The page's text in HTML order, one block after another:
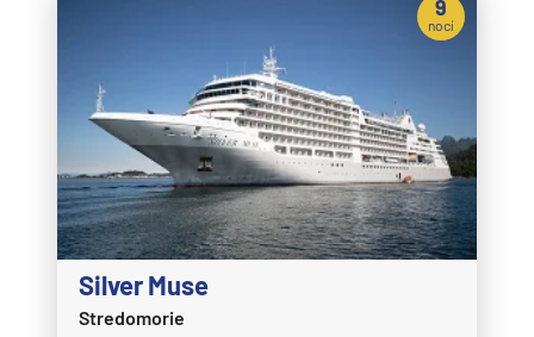
Silver Muse
Stredomorie
9
nocí